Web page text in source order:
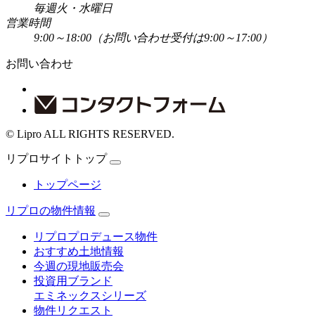
毎週火・水曜日
営業時間
9:00～18:00 （お問い合わせ受付は9:00～17:00）
お問い合わせ
© Lipro ALL RIGHTS RESERVED.
リプロサイトトップ
トップページ
リプロの物件情報
リプロプロデュース物件
おすすめ土地情報
今週の現地販売会
投資用ブランド
エミネックスシリーズ
物件リクエスト